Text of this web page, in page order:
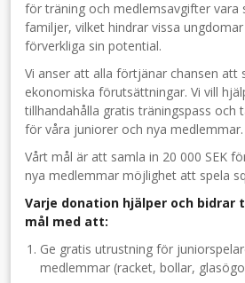
för träning och medlemsavgifter vara
familjer, vilket hindrar vissa
förverkliga sin potential.
Vi anser att alla förtjänar chansen att
ekonomiska förutsättningar. Vi vill
tillhandahålla gratis träningspass och
för våra juniorer och nya medlemmar.
Vårt mål är att samla in 20 000 SEK
nya medlemmar möjlighet att spela
Varje donation hjälper och bidrar
mål med att:
Ge gratis utrustning för
medlemmar (racket, bollar,